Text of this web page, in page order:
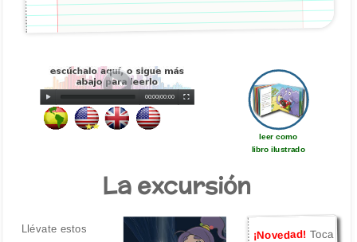
00:00|00:00
leer como
libro ilustrado
La excursión
Llévate estos ¡Novedad! Toca